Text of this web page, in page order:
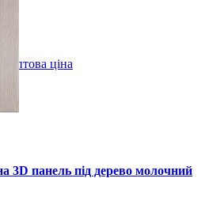
Оптова ціна
3D панель під дерево молочний